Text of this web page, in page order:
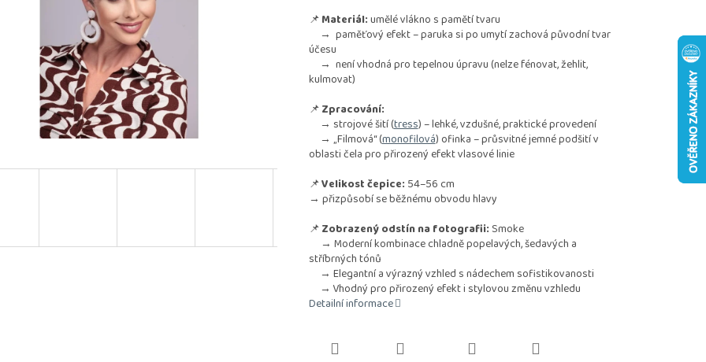
📌Materiál:umělé vlákno s pamětí tvaru
→ paměťový efekt – paruka si po umytí zachová původní tvar
účesu
→ není vhodná pro tepelnou úpravu (nelze fénovat, žehlit,
kulmovat)
📌Zpracování:
→ strojové šití (tress) – lehké, vzdušné, praktické provedení
→ „Filmová“ (monofilová) ofinka – průsvitné jemné podšití v
oblasti čela pro přirozený efekt vlasové linie
📌Velikost čepice: 54–56 cm
→ přizpůsobí se běžnému obvodu hlavy
📌Zobrazený odstín na fotografii: Smoke
→ Moderní kombinace chladně popelavých, šedavých a
stříbrných tónů
→ Elegantní a výrazný vzhled s nádechem sofistikovanosti
→ Vhodný pro přirozený efekt i stylovou změnu vzhledu
Detailní informace